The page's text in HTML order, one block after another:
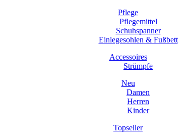
Pflege
Pflegemittel
Schuhspanner
Einlegesohlen & Fußbett
Accessoires
Strümpfe
Neu
Damen
Herren
Kinder
Topseller